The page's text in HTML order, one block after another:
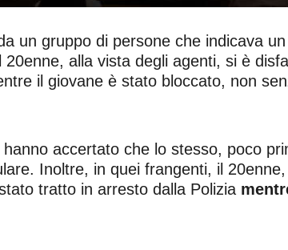
un gruppo di persone che indicava
alla vista degli agenti, si è
il giovane è stato bloccato, non
accertato che lo stesso, poco
Inoltre, in quei frangenti, il
tratto in arresto dalla Polizia